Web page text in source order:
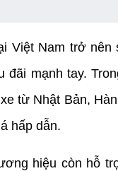
Việt Nam trở nên
mạnh tay.
từ Nhật Bản,
hấp dẫn.
hiệu còn hỗ